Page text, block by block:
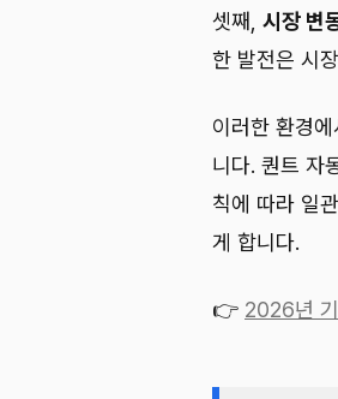
셋째, 시장 변
한 발전은 시
이러한 환경
니다. 퀀트 자
칙에 따라 일
게 합니다.
👉 2026년